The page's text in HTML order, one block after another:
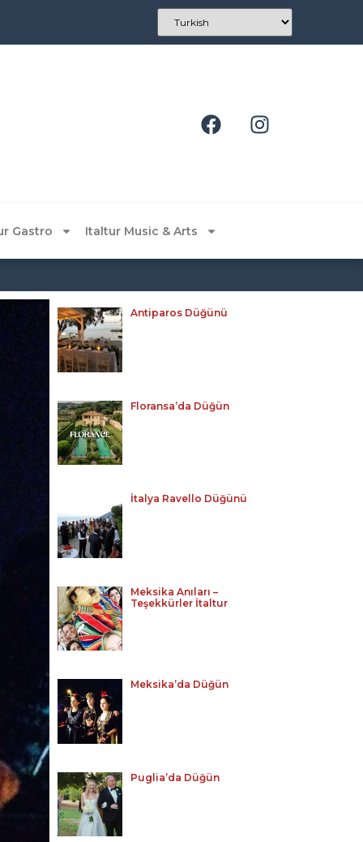
Gastro Italtur Music & Arts
Antiparos Düğünü
Floransa’da Düğün
İtalya Ravello Düğünü
Meksika Anıları –
Teşekkürler İtaltur
Meksika’da Düğün
Puglia’da Düğün